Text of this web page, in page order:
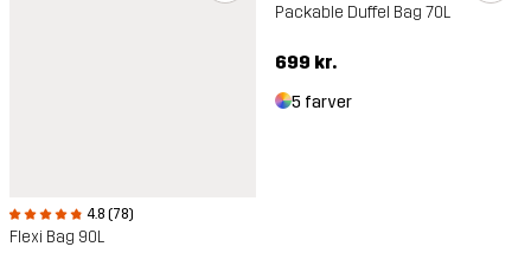
4.8 (78)
Flexi Bag 90L
Packable Duffel Bag 70L
699 kr.
5 farver